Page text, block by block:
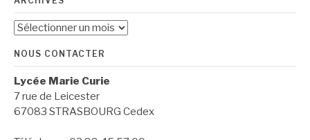
Archives
NOUS CONTACTER
Lycée Marie Curie
7 rue de Leicester
67083 STRASBOURG Cedex